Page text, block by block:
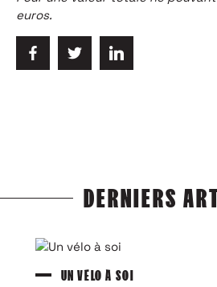
euros.
DERNIERS
UN VÉLO À SOI